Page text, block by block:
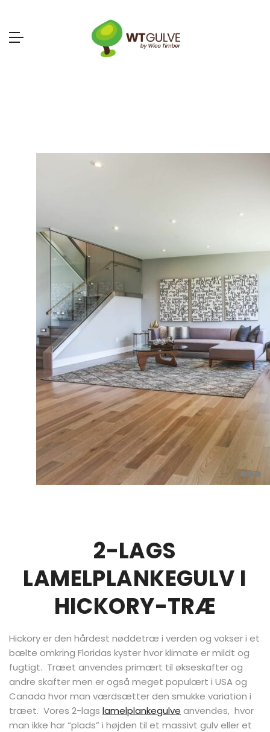
2-LAGS
LAMELPLANKEGULV I
HICKORY-TRÆ
Hickory er den hårdest nøddetræ i verden og vokser i et
bælte omkring Floridas kyster hvor klimate er mildt og
fugtigt. Træet anvendes primært til økseskafter og
andre skafter men er også meget populært i USA og
Canada hvor man værdsætter den smukke variation i
træet. Vores 2-lags lamelplankegulve anvendes, hvor
man ikke har “plads” i højden til et massivt gulv eller et